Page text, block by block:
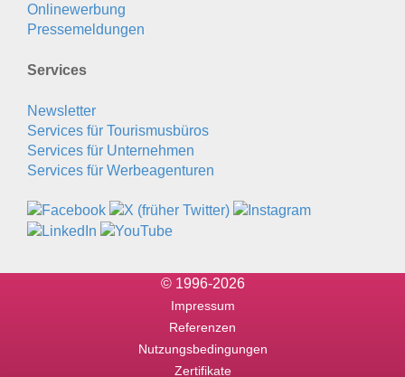
Onlinewerbung
Pressemeldungen
Services
Newsletter
Services für Tourismusbüros
Services für Unternehmen
Services für Werbeagenturen
© 1996-2026
Impressum
Referenzen
Nutzungsbedingungen
Zertifikate